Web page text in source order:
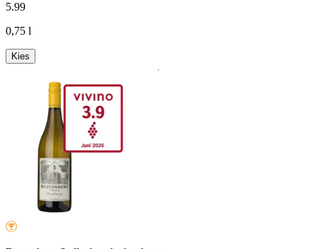
5.99
0,75 l
Kies